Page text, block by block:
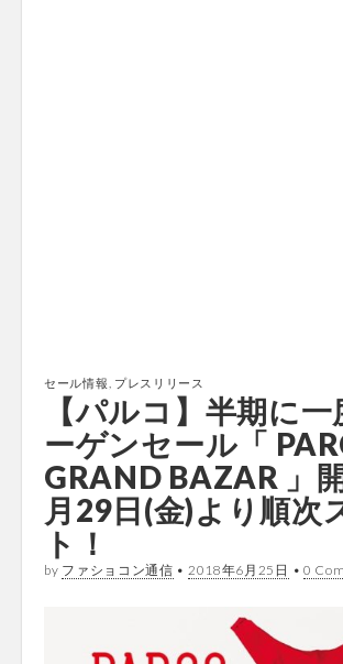
セール情報 プレスリリース
【パルコ】半期に
ーゲンセール「
GRAND BAZAR 」
月29日(金)より順次
ト！
by ファショコン通信 • 2018年6月25日 • 0